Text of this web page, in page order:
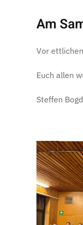
Am
Vor
Euch allen
Steffen